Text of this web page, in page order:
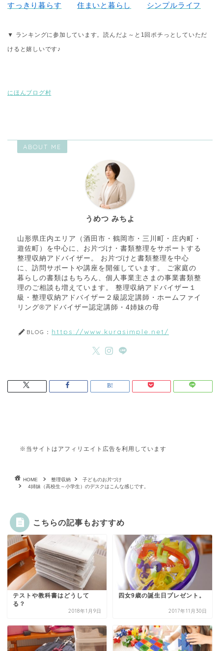
すっきり暮らす 住まいと暮らし シンプルライフ
▼ ランキングに参加しています。読んだよ～と1回ポチっとしていただ
けると嬉しいです♪
にほんブログ村
ABOUT ME
うめつ みちよ
山形県庄内エリア（酒田市・鶴岡市・三川町・庄内町・
遊佐町）を中心に、お片づけ・書類整理をサポートする
整理収納アドバイザー。 お片づけと書類整理を中心
に、訪問サポートや講座を開催しています。 ご家庭の
暮らしの書類はもちろん、個人事業主さまの事業書類整
理のご相談も増えています。 整理収納アドバイザー１
級・整理収納アドバイザー２級認定講師・ホームファイ
リング®アドバイザー認定講師・4姉妹の母
BLOG： https://www.kurasimple.net/
※当サイトはアフィリエイト広告を利用しています
HOME 整理収納
子どものお片づけ
4姉妹（高校生～小学生）のデスクはこんな感じです。
こちらの記事もおすすめ
テストや教科書はどうして
る？
2018年1月9日
四女9歳の誕生日プレゼント。
2017年11月30日